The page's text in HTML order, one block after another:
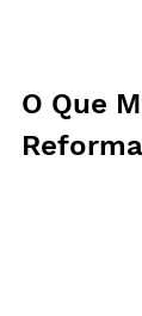
O Que